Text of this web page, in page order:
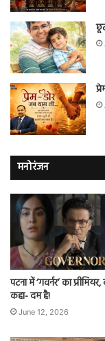
मनोरंजन
पटना में ‘गवर्नर’ का
कहा- दम है!
June 12, 2026